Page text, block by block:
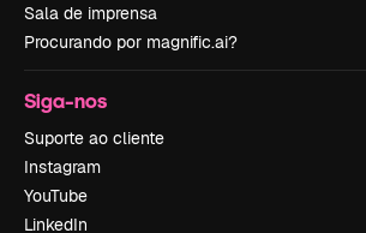
Sala de imprensa
Procurando por magnific.ai?
Siga-nos
Suporte ao cliente
Instagram
YouTube
LinkedIn